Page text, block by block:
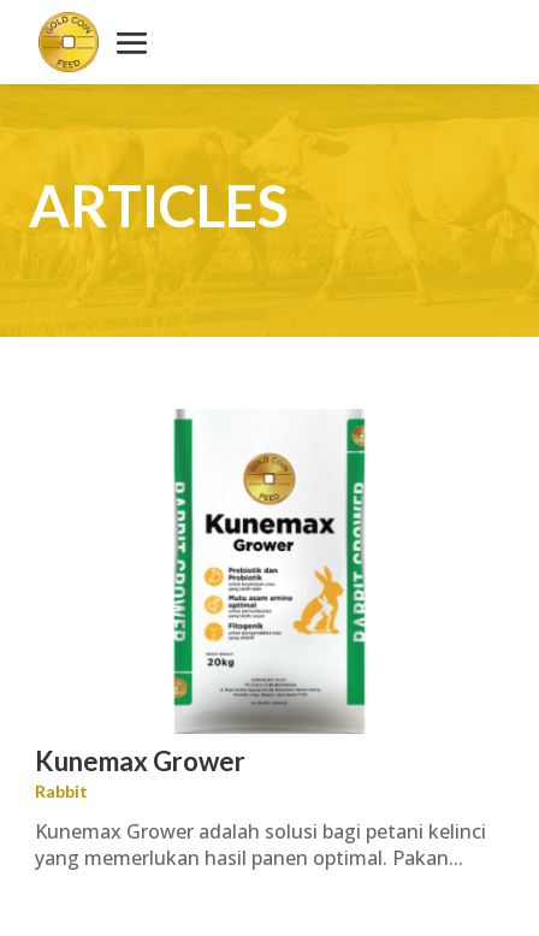
ARTICLES
Rabbit
Kunemax Grower
Kunemax Grower adalah solusi bagi petani kelinci
yang memerlukan hasil panen optimal. Pakan...